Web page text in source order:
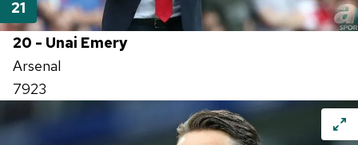
20 - Unai Emery
Arsenal
7923